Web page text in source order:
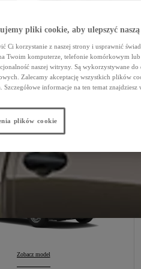
Hilux:
Konfiguruj
CITY
128 043 zł
Opcje silnika
PROACE CITY
Zobacz model
pliki cookie, aby ulepszyć
Ci korzystanie z naszej strony i usprawnić
Twoim komputerze, telefonie komórkowym
naszej witryny. Są wykorzystywane do
Zalecamy akceptację wszystkich plików
Szczegółowe informacje na ten temat znajdziesz
plików cookie